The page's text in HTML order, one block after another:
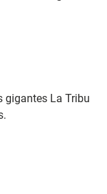
La Tribu